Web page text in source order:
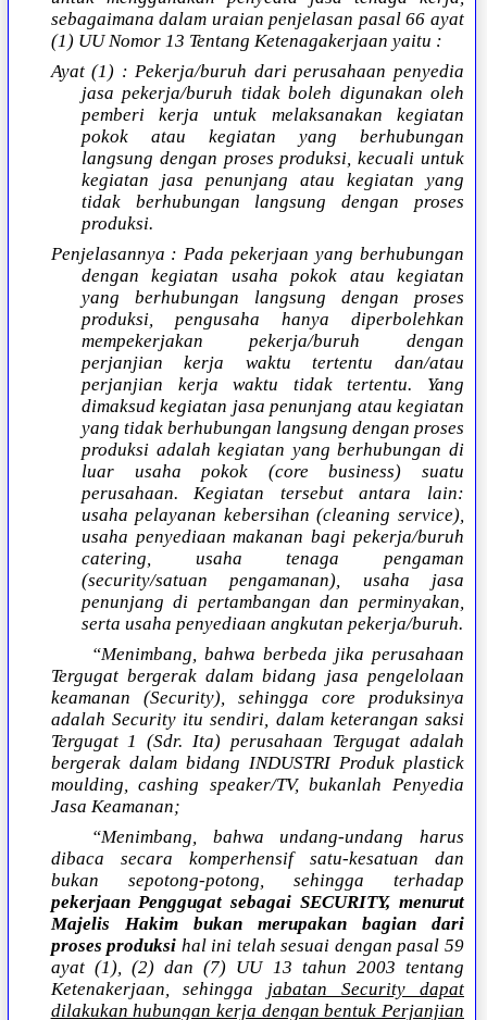
sebagaimana dalam uraian penjelasan pasal 66 ayat
(1) UU Nomor 13 Tentang Ketenagakerjaan yaitu :
Ayat (1) : Pekerja/buruh dari perusahaan penyedia
jasa pekerja/buruh tidak boleh digunakan oleh
pemberi kerja untuk melaksanakan kegiatan
pokok atau kegiatan yang berhubungan
langsung dengan proses produksi, kecuali untuk
kegiatan jasa penunjang atau kegiatan yang
tidak berhubungan langsung dengan proses
produksi.
Penjelasannya : Pada pekerjaan yang berhubungan
dengan kegiatan usaha pokok atau kegiatan
yang berhubungan langsung dengan proses
produksi, pengusaha hanya diperbolehkan
mempekerjakan pekerja/buruh dengan
perjanjian kerja waktu tertentu dan/atau
perjanjian kerja waktu tidak tertentu. Yang
dimaksud kegiatan jasa penunjang atau kegiatan
yang tidak berhubungan langsung dengan proses
produksi adalah kegiatan yang berhubungan di
luar usaha pokok (core business) suatu
perusahaan. Kegiatan tersebut antara lain:
usaha pelayanan kebersihan (cleaning service),
usaha penyediaan makanan bagi pekerja/buruh
catering, usaha tenaga pengaman
(security/satuan pengamanan), usaha jasa
penunjang di pertambangan dan perminyakan,
serta usaha penyediaan angkutan pekerja/buruh.
“Menimbang, bahwa berbeda jika perusahaan
Tergugat bergerak dalam bidang jasa pengelolaan
keamanan (Security), sehingga core produksinya
adalah Security itu sendiri, dalam keterangan saksi
Tergugat 1 (Sdr. Ita) perusahaan Tergugat adalah
bergerak dalam bidang INDUSTRI Produk plastick
moulding, cashing speaker/TV, bukanlah Penyedia
Jasa Keamanan;
“Menimbang, bahwa undang-undang harus
dibaca secara komperhensif satu-kesatuan dan
bukan sepotong-potong, sehingga terhadap
pekerjaan Penggugat sebagai SECURITY, menurut
Majelis Hakim bukan merupakan bagian dari
proses produksi hal ini telah sesuai dengan pasal 59
ayat (1), (2) dan (7) UU 13 tahun 2003 tentang
Ketenakerjaan, sehingga jabatan Security dapat
dilakukan hubungan kerja dengan bentuk Perjanjian